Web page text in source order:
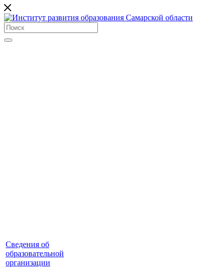
Сведения об
образовательной
организации